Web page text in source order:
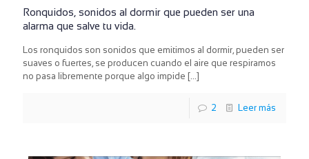
Ronquidos, sonidos al dormir que pueden ser una
alarma que salve tu vida.
Los ronquidos son sonidos que emitimos al dormir, pueden ser
suaves o fuertes, se producen cuando el aire que respiramos
no pasa libremente porque algo impide […]
2 Leer más